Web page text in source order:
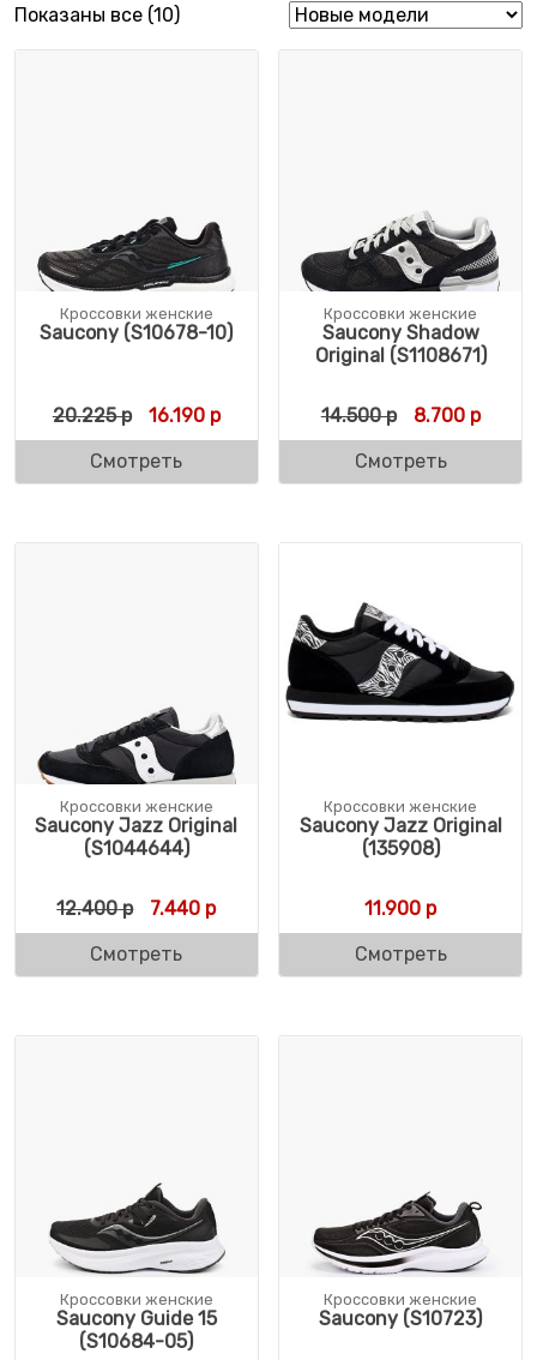
Показаны все (10)Сортировка: самые недавние
Кроссовки женские
Saucony (S10678-10)
20.225р Первоначальная цена составляла 20.225
16.190рТекущая цена: 16.190 р.
Смотреть
Кроссовки женские
Saucony Shadow
Original (S1108671)
14.500р 8.700р
Смотреть
Кроссовки женские
Saucony Jazz Original
(S1044644)
12.400р Первоначальная цена составляла 12.400
7.440 рТекущая цена: 7.440 р.
Смотреть
Кроссовки женские
Saucony Jazz Original
(135908)
11.900 р
Смотреть
Кроссовки женские
Saucony Guide 15
(S10684-05)
Кроссовки женские
Saucony (S10723)